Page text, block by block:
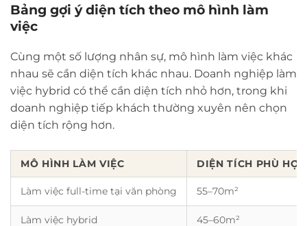
Bảng gợi ý diện tích theo mô hình làm
việc
Cùng một số lượng nhân sự, mô hình làm việc khác
nhau sẽ cần diện tích khác nhau. Doanh nghiệp làm
việc hybrid có thể cần diện tích nhỏ hơn, trong khi
doanh nghiệp tiếp khách thường xuyên nên chọn
diện tích rộng hơn.
MÔ HÌNH LÀM VIỆC DIỆN TÍCH PHÙ
Làm việc full-time tại văn phòng 55–70m²
Làm việc hybrid 45–60m²